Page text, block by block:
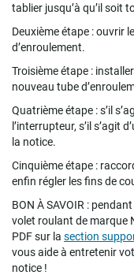
tablier jusqu’à qu’il soit
Deuxième étape : ouvrir
d’enroulement.
Troisième étape :
nouveau tube
Quatrième étape : s’il
l’interrupteur, s’il s’agit
la notice.
Cinquième étape :
enfin régler les fins de
BON À SAVOIR :
volet roulant de marque
PDF sur la section
vous aide à entretenir
notice !